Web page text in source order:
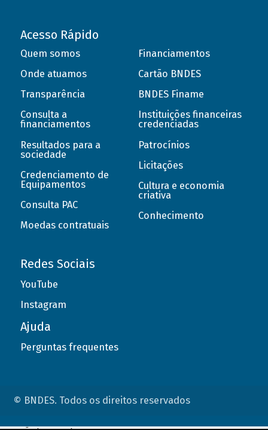
Acesso Rápido
Quem somos
Onde atuamos
Transparência
Consulta a
financiamentos
Resultados para a
sociedade
Credenciamento de
Equipamentos
Consulta PAC
Moedas contratuais
Financiamentos
Cartão BNDES
BNDES Finame
Instituições financeiras
credenciadas
Patrocínios
Licitações
Cultura e economia
criativa
Conhecimento
Redes Sociais
YouTube
Instagram
Ajuda
Perguntas frequentes
© BNDES. Todos os direitos reservados